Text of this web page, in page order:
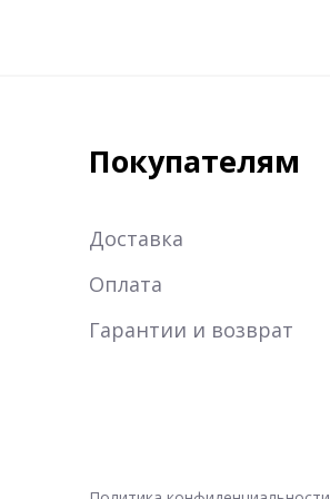
Покупателям
Доставка
Оплата
Гарантии и возврат